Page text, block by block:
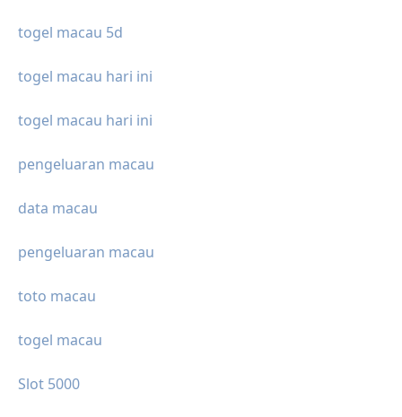
togel macau 5d
togel macau hari ini
togel macau hari ini
pengeluaran macau
data macau
pengeluaran macau
toto macau
togel macau
Slot 5000